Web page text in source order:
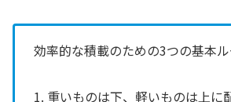
効率的な積載のための3つの基本
1. 重いものは下、軽いものは上に